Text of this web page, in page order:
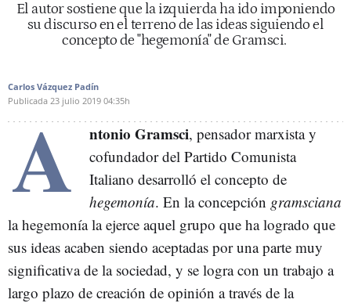
El autor sostiene que la izquierda ha ido imponiendo
su discurso en el terreno de las ideas siguiendo el
concepto de "hegemonía" de Gramsci.
Carlos Vázquez Padín
Publicada 23 julio 2019 04:35h
A ntonio Gramsci, pensador marxista y
cofundador del Partido Comunista
Italiano desarrolló el concepto de
hegemonía. En la concepción gramsciana
la hegemonía la ejerce aquel grupo que ha logrado que
sus ideas acaben siendo aceptadas por una parte muy
significativa de la sociedad, y se logra con un trabajo a
largo plazo de creación de opinión a través de la